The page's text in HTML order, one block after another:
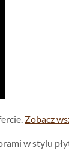
Zobacz
w stylu